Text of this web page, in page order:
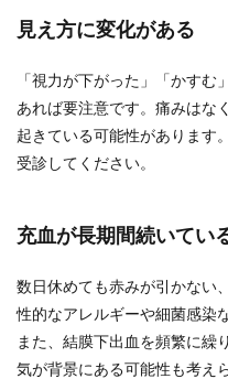
見え方に変化がある
「視力が下がった」「かす
あれば要注意です。痛みはな
起きている可能性があります
受診してください。
充血が長期間続いてい
数日休めても赤みが引かない
性的なアレルギーや細菌感染
また、結膜下出血を頻繁に繰
気が背景にある可能性も考え